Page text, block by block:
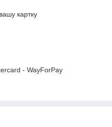
картку
- WayForPay